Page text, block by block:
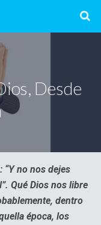
Desde
no nos dejes
Qué Dios nos libre
dentro
época, los